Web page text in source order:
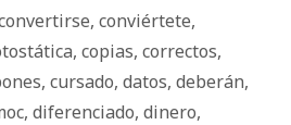
, conviértete,
, copias, correctos,
, cursado, datos, deberán,
, diferenciado, dinero,